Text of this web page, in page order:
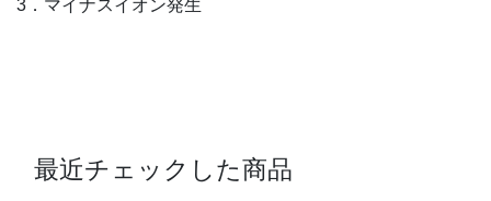
3．マイナスイオン発生
最近チェックした商品